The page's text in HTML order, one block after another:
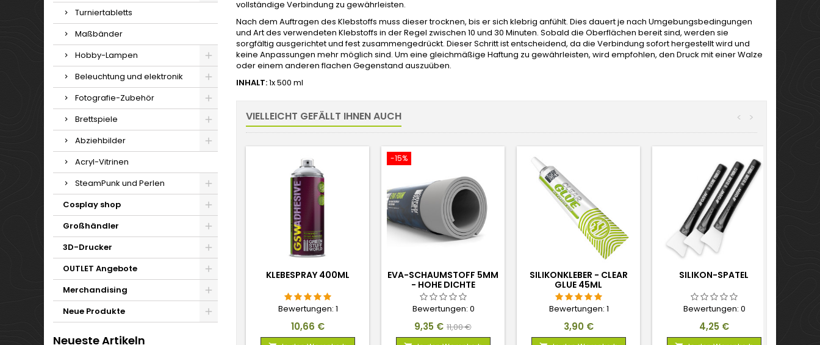
Turniertabletts
Maßbänder
Hobby-Lampen
Beleuchtung und elektronik
Fotografie-Zubehör
Brettspiele
Abziehbilder
Acryl-Vitrinen
SteamPunk und Perlen
Cosplay shop
Großhändler
3D-Drucker
OUTLET Angebote
Merchandising
Neue Produkte
Neueste Artikeln
vollständige Verbindung zu gewährleisten.
Nach dem Auftragen des Klebstoffs muss dieser trocknen, bis er sich klebrig anfühlt. Dies dauert je nach Umgebungsbedingungen
und Art des verwendeten Klebstoffs in der Regel zwischen 10 und 30 Minuten. Sobald die Oberflächen bereit sind, werden sie
sorgfältig ausgerichtet und fest zusammengedrückt. Dieser Schritt ist entscheidend, da die Verbindung sofort hergestellt wird und
keine Anpassungen mehr möglich sind. Um eine gleichmäßige Haftung zu gewährleisten, wird empfohlen, den Druck mit einer Walze
oder einem anderen flachen Gegenstand auszuüben.
INHALT:1x 500 ml
VIELLEICHT GEFÄLLT IHNEN AUCH >
<
KLEBESPRAY 400ML
Bewertungen: 1
Preis
10,66 €
-15%
EVA-SCHAUMSTOFF 5MM
- HOHE DICHTE
Bewertungen: 0
Preis
9,35 € Verkaufspreis
11,00 €
SILIKONKLEBER - CLEAR
GLUE 45ML
Bewertungen: 1
Preis
3,90 €
SILIKON-SPATEL
Bewertungen: 0
Preis
4,25 €